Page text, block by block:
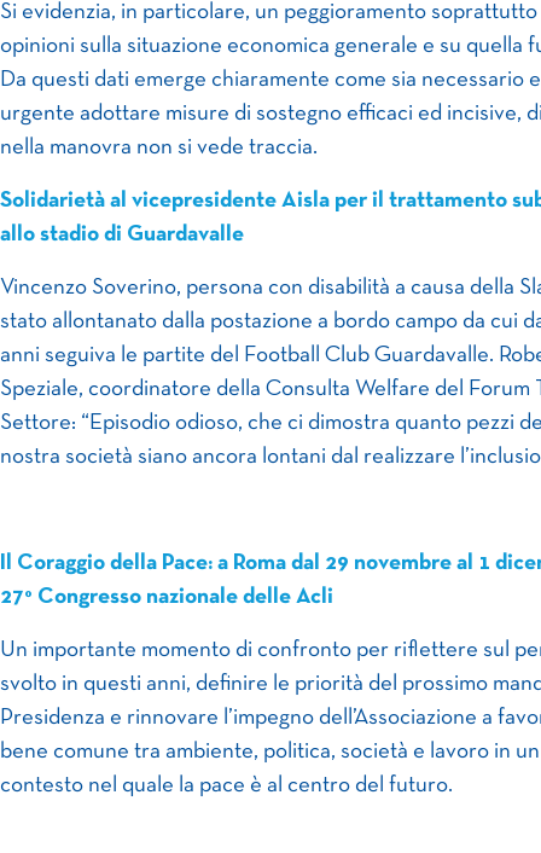
Si evidenzia, in particolare, un peggioramento
opinioni sulla situazione economica generale e su quella
Da questi dati emerge chiaramente come sia necessario e
urgente adottare misure di sostegno efficaci ed incisive,
nella manovra non si vede traccia.
Solidarietà al vicepresidente Aisla per il trattamento
allo stadio di Guardavalle
Vincenzo Soverino, persona con disabilità a causa della
stato allontanato dalla postazione a bordo campo da cui
anni seguiva le partite del Football Club Guardavalle.
Speziale, coordinatore della Consulta Welfare del Forum
Settore: “Episodio odioso, che ci dimostra quanto pezzi
nostra società siano ancora lontani dal realizzare
Il Coraggio della Pace: a Roma dal 29 novembre al 1
27° Congresso nazionale delle Acli
Un importante momento di confronto per riflettere sul
svolto in questi anni, definire le priorità del prossimo
Presidenza e rinnovare l’impegno dell’Associazione a
bene comune tra ambiente, politica, società e lavoro in un
contesto nel quale la pace è al centro del futuro.